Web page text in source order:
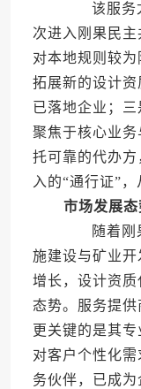
该服务尤
次进入刚果民主
对本地规则较
拓展新的设计
已落地企业；
聚焦于核心业
托可靠的代办
入的“通行证”
市场发展态
随着刚果
施建设与矿业
增长，设计资
态势。服务提供
更关键的是其
对客户个性化
务伙伴，已成